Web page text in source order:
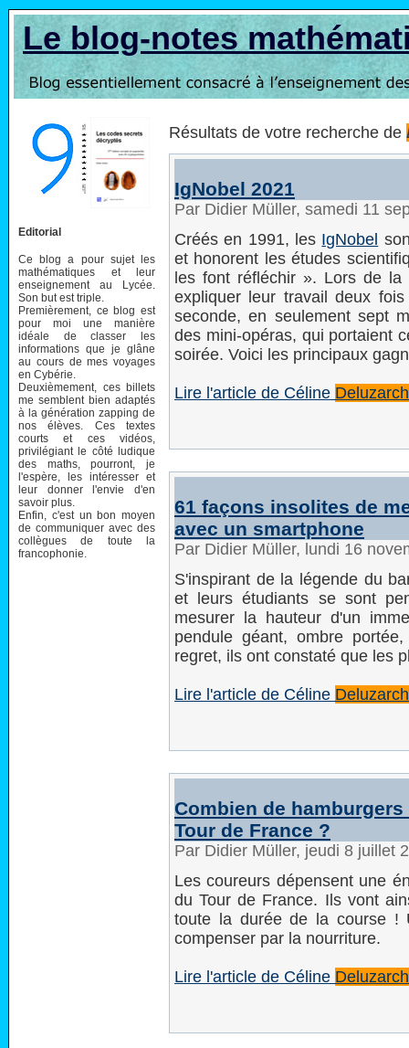
Le blog-notes
Editorial
Ce blog a pour sujet les
mathématiques et leur
enseignement au Lycée.
Son but est triple.
Premièrement, ce blog est
pour moi une manière
idéale de classer les
informations que je glâne
au cours de mes voyages
en Cybérie.
Deuxièmement, ces billets
me semblent bien adaptés
à la génération zapping de
nos élèves. Ces textes
courts et ces vidéos,
privilégiant le côté ludique
des maths, pourront, je
l'espère, les intéresser et
leur donner l'envie d'en
savoir plus.
Enfin, c'est un bon moyen
de communiquer avec des
collègues de toute la
francophonie.
Résultats de votre recherche de
IgNobel 2021
Par Didier Müller, samedi 11
Créés en 1991, les IgNobel
et honorent les études
les font réfléchir ». Lors de
expliquer leur travail deux
seconde, en seulement sept
des mini-opéras, qui portaient
soirée. Voici les principaux
Lire l'article de Céline
61 façons insolites de
avec un smartphone
Par Didier Müller, lundi 16
S'inspirant de la légende du
et leurs étudiants se sont
mesurer la hauteur d'un
pendule géant, ombre
regret, ils ont constaté que les
Lire l'article de Céline
Combien de
Tour de France ?
Par Didier Müller, jeudi 8 juillet
Les coureurs dépensent une
du Tour de France. Ils vont
toute la durée de la course !
compenser par la nourriture.
Lire l'article de Céline